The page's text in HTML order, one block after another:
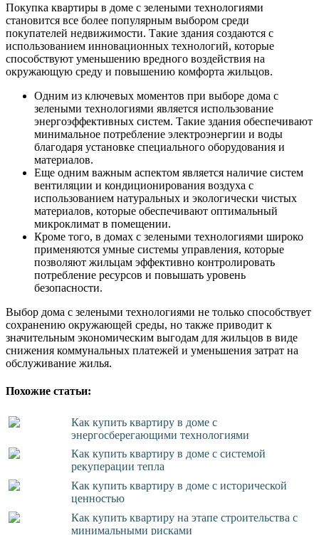
Покупка квартиры в доме с зелеными технологиями
становится все более популярным выбором среди
покупателей недвижимости. Такие здания создаются с
использованием инновационных технологий, которые
способствуют уменьшению вредного воздействия на
окружающую среду и повышению комфорта жильцов.
Одним из ключевых моментов при выборе дома с
зелеными технологиями является использование
энергоэффективных систем. Такие здания обеспечивают
минимальное потребление электроэнергии и воды
благодаря установке специального оборудования и
материалов.
Еще одним важным аспектом является наличие систем
вентиляции и кондиционирования воздуха с
использованием натуральных и экологически чистых
материалов, которые обеспечивают оптимальный
микроклимат в помещении.
Кроме того, в домах с зелеными технологиями широко
применяются умные системы управления, которые
позволяют жильцам эффективно контролировать
потребление ресурсов и повышать уровень
безопасности.
Выбор дома с зелеными технологиями не только способствует
сохранению окружающей среды, но также приводит к
значительным экономическим выгодам для жильцов в виде
снижения коммунальных платежей и уменьшения затрат на
обслуживание жилья.
Похожие статьи:
Как купить квартиру в доме с
энергосберегающими технологиями
Как купить квартиру в доме с системой
рекуперации тепла
Как купить квартиру в доме с исторической
ценностью
Как купить квартиру на этапе строительства с
минимальными рисками